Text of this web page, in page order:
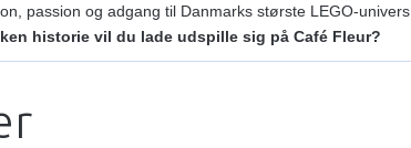
passion og adgang til Danmarks største LEGO‑univers.
historie vil du lade udspille sig på Café Fleur?